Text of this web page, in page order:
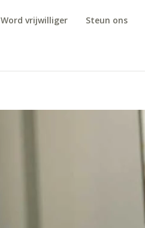
Word vrijwilliger Steun ons